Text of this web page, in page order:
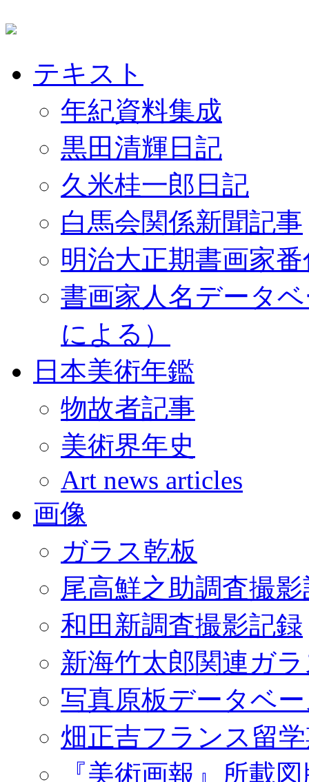
テキスト
年紀資料集成
黒田清輝日記
久米桂一郎日記
白馬会関係新聞記事
明治大正期書画家
書画家人名データ
による）
日本美術年鑑
物故者記事
美術界年史
Art news articles
画像
ガラス乾板
尾高鮮之助調査撮
和田新調査撮影記録
新海竹太郎関連ガ
写真原板データベ
畑正吉フランス留
『美術画報』所載